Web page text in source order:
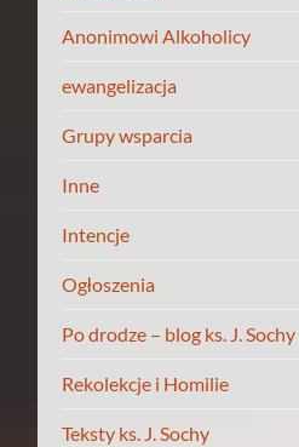
Anonimowi Alkoholicy
ewangelizacja
Grupy wsparcia
Inne
Intencje
Ogłoszenia
Po drodze – blog ks. J. Sochy
Rekolekcje i Homilie
Teksty ks. J. Sochy